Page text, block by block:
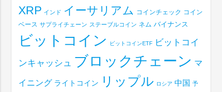
XRP インド イーサリアム コインチェック コイン
ベース サプライチェーン ステーブルコイン ネム バイナンス
ビットコイン ビットコインETF ビットコイ
ンキャッシュ ブロックチェーン マ
イニング ライトコイン リップル ロシア 中国 予